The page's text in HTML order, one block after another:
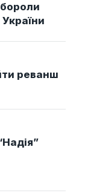
реванш